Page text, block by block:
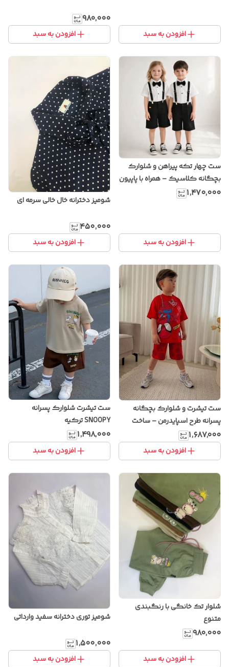
افزودن به سبد
۹۸۰٬۰۰۰
افزودن به سبد
ست چهار تکه پیراهن و شلوارک
بچگانه کلاسیک – همراه با پاپیون
و ساسبند (یونیسکس)
۱٬۴۷۰٬۰۰۰
افزودن به سبد
شومیز دخترانه خال خالی سرمه ای
۴۵۰٬۰۰۰
افزودن به سبد
ست تیشرت و شلوارک بچگانه
پسرانه طرح اسپایدرمن – ساخت
ترکیه
۱٬۶۸۷٬۰۰۰
افزودن به سبد
ست تیشرت شلوارک پسرانه
SNOOPY ترکیه
۱٬۴۹۸٬۰۰۰
افزودن به سبد
شلوار تک خانگی با رنگبندی
متنوع
۹۸۰٬۰۰۰
افزودن به سبد
شومیز توری دخترانه سفید وارداتی
۱٬۵۰۰٬۰۰۰
افزودن به سبد